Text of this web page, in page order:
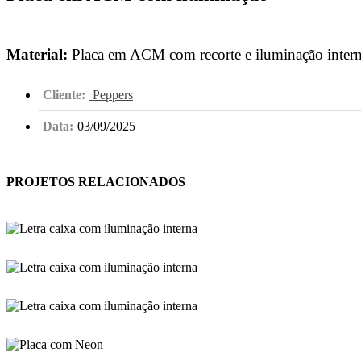
Material: Placa em ACM com recorte e iluminação
Cliente: Peppers
Data: 03/09/2025
PROJETOS RELACIONADOS